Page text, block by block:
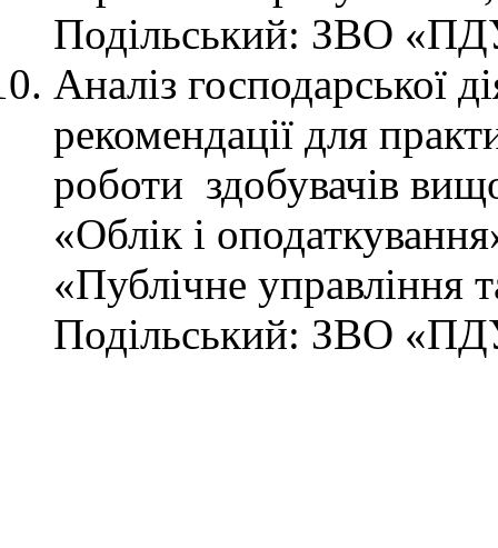
Подільський: ЗВО
Аналіз господарської
рекомендації для
роботи здобувачів
«Облік і
«Публічне управління
Подільський: ЗВО